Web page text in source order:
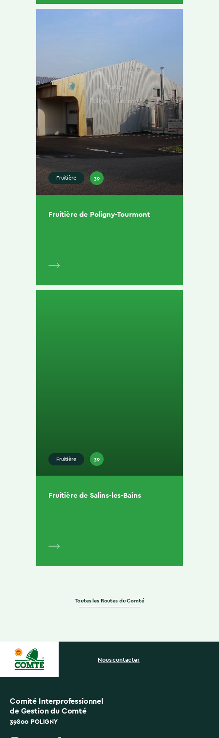
Fruitière 39
Fruitière de Poligny-Tourmont
Fruitière 39
Fruitière de Salins-les-Bains
Toutes les Routes du Comté
Comité Interprofessionnel
de Gestion du Comté
39800 POLIGNY
Nous contacter